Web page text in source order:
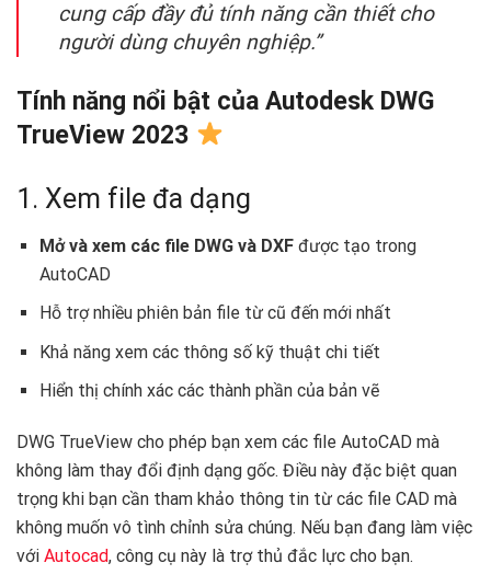
cung cấp đầy đủ tính năng cần thiết cho
người dùng chuyên nghiệp.”
Tính năng nổi bật của Autodesk DWG
TrueView 2023
1. Xem file đa dạng ️
Mở và xem các file DWG và DXFđược tạo trong
AutoCAD
Hỗ trợ nhiều phiên bản file từ cũ đến mới nhất
Khả năng xem các thông số kỹ thuật chi tiết
Hiển thị chính xác các thành phần của bản vẽ
DWG TrueView cho phép bạn xem các file AutoCAD mà
không làm thay đổi định dạng gốc. Điều này đặc biệt quan
trọng khi bạn cần tham khảo thông tin từ các file CAD mà
không muốn vô tình chỉnh sửa chúng. Nếu bạn đang làm việc
với Autocad, công cụ này là trợ thủ đắc lực cho bạn.